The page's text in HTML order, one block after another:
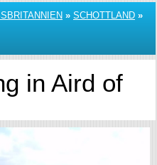
» SCHOTTLAND »
in Aird of